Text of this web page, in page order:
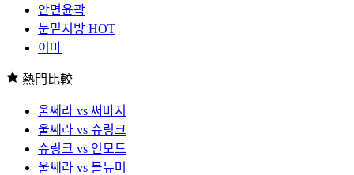
안면윤곽
눈밑지방 HOT
이마
熱門比較
울쎄라 vs 써마지
울쎄라 vs 슈링크
슈링크 vs 인모드
울쎄라 vs 볼뉴머